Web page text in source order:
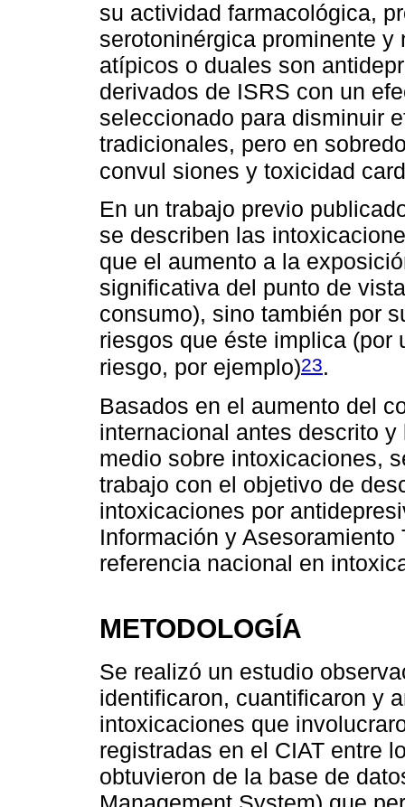
su actividad farmacológica,
serotoninérgica prominente
atípicos o duales son
derivados de ISRS con un
seleccionado para disminuir
tradicionales, pero en
convul siones y toxicidad
En un trabajo previo
se describen las
que el aumento a la
significativa del punto de
consumo), sino también por
riesgos que éste implica (por
riesgo, por ejemplo)23.
Basados en el aumento del
internacional antes descrito
medio sobre intoxicaciones,
trabajo con el objetivo de
intoxicaciones por
Información y
referencia nacional en
METODOLOGÍA
Se realizó un estudio
identificaron, cuantificaron y
intoxicaciones que
registradas en el CIAT entre
obtuvieron de la base de